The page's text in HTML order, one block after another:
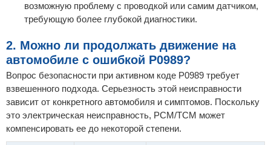
возможную проблему с проводкой или самим датчиком,
требующую более глубокой диагностики.
2. Можно ли продолжать движение на
автомобиле с ошибкой P0989?
Вопрос безопасности при активном коде P0989 требует
взвешенного подхода. Серьезность этой неисправности
зависит от конкретного автомобиля и симптомов. Поскольку
это электрическая неисправность, PCM/TCM может
компенсировать ее до некоторой степени.